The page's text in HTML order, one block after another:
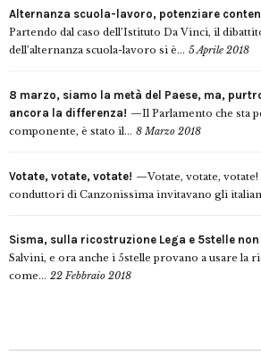
Alternanza scuola-lavoro, potenziare
Partendo dal caso dell’Istituto Da Vinci, il
dell’alternanza scuola-lavoro si è... 5 Aprile 2018
8 marzo, siamo la metà del Paese, ma,
ancora la differenza!
Il Parlamento che sta
componente, è stato il... 8 Marzo 2018
Votate, votate, votate!
Votate, votate,
conduttori di Canzonissima invitavano gli
Sisma, sulla ricostruzione Lega e 5stelle
Salvini, e ora anche i 5stelle provano a usare la
come... 22 Febbraio 2018